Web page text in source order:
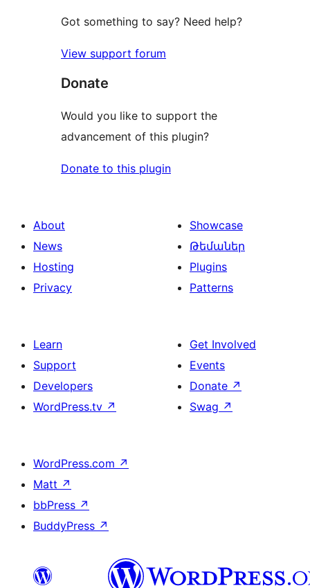
Got something to say? Need help?
View support forum
Donate
Would you like to support the
advancement of this plugin?
Donate to this plugin
About
News
Hosting
Privacy
Showcase
Թեմաներ
Plugins
Patterns
Learn
Support
Developers
WordPress.tv ↗
Get Involved
Events
Donate ↗
Swag ↗
WordPress.com ↗
Matt ↗
bbPress ↗
BuddyPress ↗